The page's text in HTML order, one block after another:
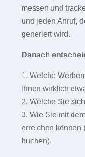
messen und
und jeden Anruf,
generiert wird.
Danach
1. Welche
Ihnen wirklich
2. Welche Sie
3. Wie Sie mit
erreichen können
buchen).